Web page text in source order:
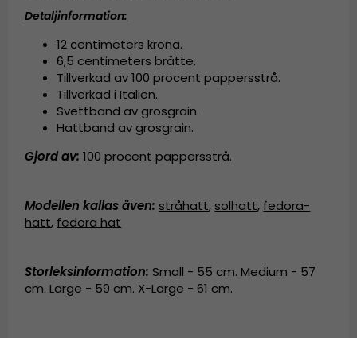
Detaljinformation:
12 centimeters krona.
6,5 centimeters brätte.
Tillverkad av100 procent pappersstrå.
Tillverkad i Italien.
Svettband av grosgrain.
Hattband av grosgrain.
Gjord av: 100 procent pappersstrå.
Modellen kallas även: stråhatt, solhatt, fedora-
hatt, fedora hat
Storleksinformation:Small - 55 cm. Medium - 57
cm. Large - 59 cm. X-Large - 61 cm.